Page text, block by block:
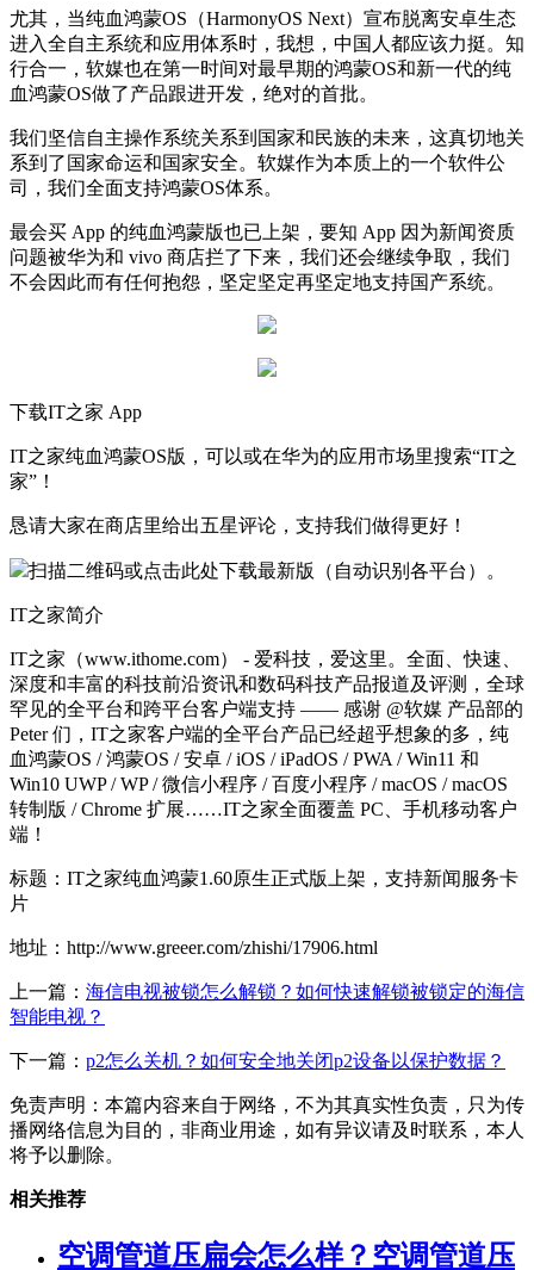
尤其，当纯血鸿蒙OS（HarmonyOS Next）宣布脱离安卓生态
进入全自主系统和应用体系时，我想，中国人都应该力挺。知
行合一，软媒也在第一时间对最早期的鸿蒙OS和新一代的纯
血鸿蒙OS做了产品跟进开发，绝对的首批。
我们坚信自主操作系统关系到国家和民族的未来，这真切地关
系到了国家命运和国家安全。软媒作为本质上的一个软件公
司，我们全面支持鸿蒙OS体系。
最会买 App 的纯血鸿蒙版也已上架，要知 App 因为新闻资质
问题被华为和 vivo 商店拦了下来，我们还会继续争取，我们
不会因此而有任何抱怨，坚定坚定再坚定地支持国产系统。
下载IT之家 App
IT之家纯血鸿蒙OS版，可以或在华为的应用市场里搜索“IT之
家”！
恳请大家在商店里给出五星评论，支持我们做得更好！
扫描二维码或点击此处下载最新版（自动识别各平台）。
IT之家简介
IT之家（www.ithome.com） - 爱科技，爱这里。全面、快速、
深度和丰富的科技前沿资讯和数码科技产品报道及评测，全球
罕见的全平台和跨平台客户端支持 —— 感谢 @软媒 产品部的
Peter 们，IT之家客户端的全平台产品已经超乎想象的多，纯
血鸿蒙OS / 鸿蒙OS / 安卓 / iOS / iPadOS / PWA / Win11 和
Win10 UWP / WP / 微信小程序 / 百度小程序 / macOS / macOS
转制版 / Chrome 扩展……IT之家全面覆盖 PC、手机移动客户
端！
标题：IT之家纯血鸿蒙1.60原生正式版上架，支持新闻服务卡
片
地址：http://www.greeer.com/zhishi/17906.html
上一篇： 海信电视被锁怎么解锁？如何快速解锁被锁定的海信
智能电视？
下一篇： p2怎么关机？如何安全地关闭p2设备以保护数据？
免责声明：本篇内容来自于网络，不为其真实性负责，只为传
播网络信息为目的，非商业用途，如有异议请及时联系，本人
将予以删除。
相关推荐
空调管道压扁会怎么样？空调管道压